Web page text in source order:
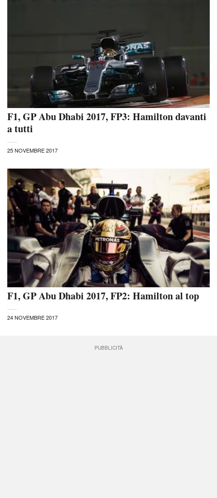
F1, GP Abu Dhabi 2017, FP3: Hamilton davanti
a tutti
25 NOVEMBRE 2017
F1, GP Abu Dhabi 2017, FP2: Hamilton al top
24 NOVEMBRE 2017
PUBBLICITÀ